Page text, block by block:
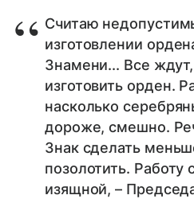
Считаю
изготовлении
Знамени... Все
изготовить орден.
насколько
дороже, смешно.
Знак сделать
позолотить. Работу
изящной, –